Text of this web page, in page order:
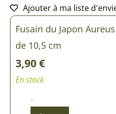
Ajouter à ma liste
Fusain du Japon
de 10,5 cm
3,90€
En stock
-
de
du
Japon
Aureus
de
du
Japon
Aureus